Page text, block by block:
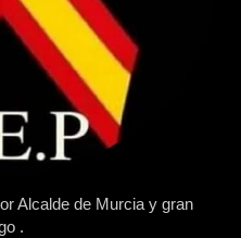
Alcalde de Murcia y gran
.